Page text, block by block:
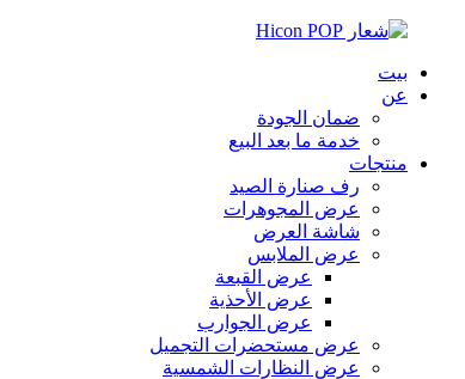
بيت
عن
ضمان الجودة
خدمة ما بعد البيع
منتجات
رف صنارة الصيد
عرض المجوهرات
شاشة العرض
عرض الملابس
عرض القبعة
عرض الأحذية
عرض الجوارب
عرض مستحضرات التجميل
عرض النظارات الشمسية